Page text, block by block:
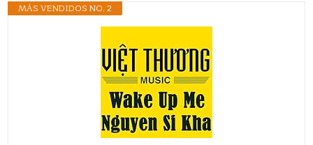
MÁS VENDIDOS NO. 2